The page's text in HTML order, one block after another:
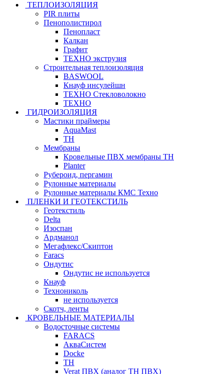
ТЕПЛОИЗОЛЯЦИЯ
PIR плиты
Пенополистирол
Пенопласт
Калкан
Графит
ТЕХНО экструзия
Строительная теплоизоляция
BASWOOL
Кнауф инсулейшн
ТЕХНО Стекловолокно
ТЕХНО
ГИДРОИЗОЛЯЦИЯ
Мастики праймеры
AquaMast
ТН
Мембраны
Кровельные ПВХ мембраны ТН
Planter
Рубероид, пергамин
Рулонные материалы
Рулонные материалы КМС Техно
ПЛЕНКИ И ГЕОТЕКСТИЛЬ
Геотекстиль
Delta
Изоспан
Ардманол
Мегафлекс/Скиптон
Faracs
Ондутис
Ондутис не используется
Кнауф
Технониколь
не используется
Скотч, ленты
КРОВЕЛЬНЫЕ МАТЕРИАЛЫ
Водосточные системы
FARACS
АкваСистем
Docke
ТН
Verat ПВХ (аналог ТН ПВХ)